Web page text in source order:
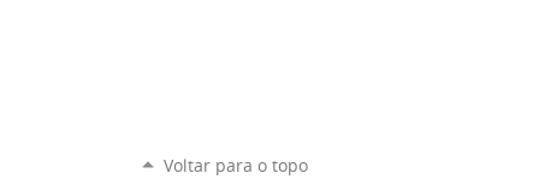
Voltar para o topo